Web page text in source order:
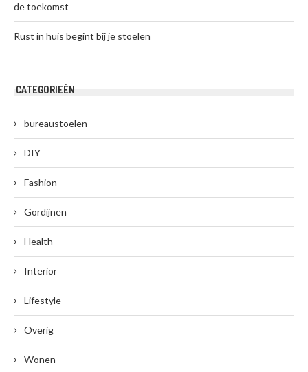
de toekomst
Rust in huis begint bij je stoelen
CATEGORIEËN
bureaustoelen
DIY
Fashion
Gordijnen
Health
Interior
Lifestyle
Overig
Wonen